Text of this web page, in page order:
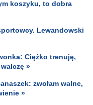
koszyku, to dobra
Lewandowski
Ciężko trenuję,
»
zwołam walne,
»